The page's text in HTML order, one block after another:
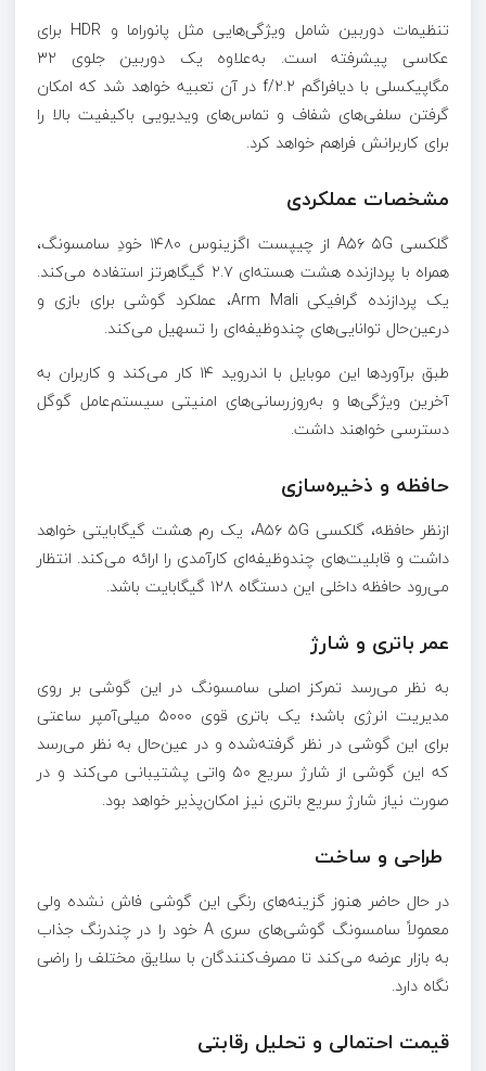
تنظیمات دوربین شامل ویژگی‌هایی مثل پانوراما و HDR برای
عکاسی پیشرفته است. به‌علاوه یک دوربین جلوی ۳۲
مگاپیکسلی با دیافراگم f/۲.۲ در آن تعبیه خواهد شد که امکان
گرفتن سلفی‌های شفاف و تماس‌های ویدیویی باکیفیت بالا را
برای کاربرانش فراهم خواهد کرد.
مشخصات عملکردی
گلکسی A۵۶ ۵G از چیپست اگزینوس ۱۴۸۰ خودِ سامسونگ،
همراه با پردازنده هشت هسته‌ای ۲.۷ گیگاهرتز استفاده می‌کند.
یک پردازنده گرافیکی Arm Mali، عملکرد گوشی برای بازی و
درعین‌حال توانایی‌های چندوظیفه‌ای را تسهیل می‌کند.
طبق برآوردها این موبایل با اندروید ۱۴ کار می‌کند و کاربران به
آخرین ویژگی‌ها و به‌روزرسانی‌های امنیتی سیستم‌عامل گوگل
دسترسی خواهند داشت.
حافظه و ذخیره‌سازی
ازنظر حافظه، گلکسی A۵۶ ۵G، یک رم هشت گیگابایتی خواهد
داشت و قابلیت‌های چندوظیفه‌ای کارآمدی را ارائه می‌کند. انتظار
می‌رود حافظه داخلی این دستگاه ۱۲۸ گیگابایت باشد.
عمر باتری و شارژ
به نظر می‌رسد تمرکز اصلی سامسونگ در این گوشی بر روی
مدیریت انرژی باشد؛ یک باتری قوی ۵۰۰۰ میلی‌آمپر ساعتی
برای این گوشی در نظر گرفته‌شده و در عین‌حال به نظر می‌رسد
که این گوشی از شارژ سریع ۵۰ واتی پشتیبانی می‌کند و در
صورت نیاز شارژ سریع باتری نیز امکان‌پذیر خواهد بود.
طراحی و ساخت
در حال حاضر هنوز گزینه‌های رنگی این گوشی فاش نشده ولی
معمولاً سامسونگ گوشی‌های سری A خود را در چندرنگ جذاب
به بازار عرضه می‌کند تا مصرف‌کنندگان با سلایق مختلف را راضی
نگاه دارد.
قیمت احتمالی و تحلیل رقابتی